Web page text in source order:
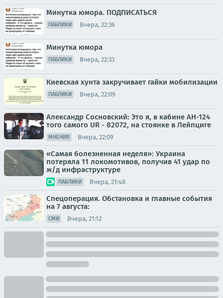
Минутка юмора. ПОДПИСАТЬСЯ
ПАБЛИКИ Вчера, 22:36
Минутка юмора
ПАБЛИКИ Вчера, 22:33
Киевская хунта закручивает гайки мобилизации
ПАБЛИКИ Вчера, 22:09
Александр Сосновский: Это я, в кабине АН-124
того самого UR - 82072, на стоянке в Лейпциге
МНЕНИЯ Вчера, 22:09
«Самая болезненная неделя»: Украина
потеряла 11 локомотивов, получив 41 удар по
ж/д инфраструктуре
ПАБЛИКИ Вчера, 21:48
Спецоперация. Обстановка и главные события
на 7 августа:
СМИ Вчера, 21:12